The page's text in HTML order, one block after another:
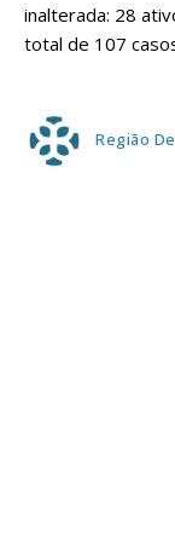
inalterada: 28
total de 107
Região